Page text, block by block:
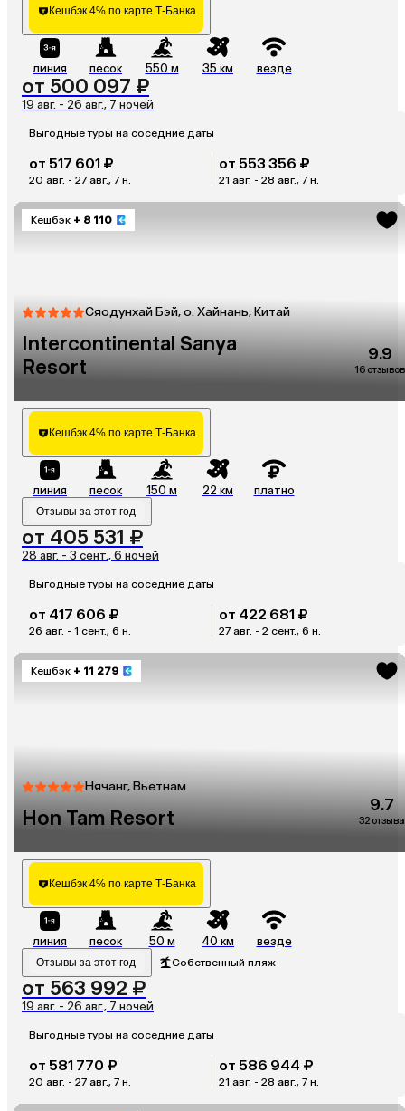
Кешбэк 4% по карте Т-Банка
линия песок 550 м 35 км везде
от 500 097 ₽
19 авг. - 26 авг., 7 ночей
Выгодные туры на соседние даты
от 517 601 ₽
20 авг. - 27 авг., 7 н.
от 553 356 ₽
21 авг. - 28 авг., 7 н.
Кешбэк + 8 110
Сяодунхай Бэй, о. Хайнань, Китай
Intercontinental Sanya
Resort
9.9
16 отзывов
Кешбэк 4% по карте Т-Банка
линия песок 150 м 22 км платно
Отзывы за этот год
от 405 531 ₽
28 авг. - 3 сент., 6 ночей
Выгодные туры на соседние даты
от 417 606 ₽
26 авг. - 1 сент., 6 н.
от 422 681 ₽
27 авг. - 2 сент., 6 н.
Кешбэк + 11 279
Нячанг, Вьетнам
Hon Tam Resort
9.7
32 отзыва
Кешбэк 4% по карте Т-Банка
линия песок 50 м 40 км везде
Отзывы за этот год Собственный пляж
от 563 992 ₽
19 авг. - 26 авг., 7 ночей
Выгодные туры на соседние даты
от 581 770 ₽
20 авг. - 27 авг., 7 н.
от 586 944 ₽
21 авг. - 28 авг., 7 н.